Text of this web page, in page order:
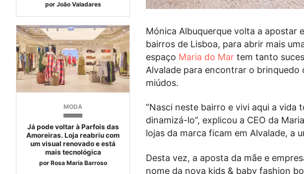
por João Valadares
MODA
Já pode voltar à Parfois das
Amoreiras. Loja reabriu com
um visual renovado e está
mais tecnológica
por Rosa Maria Barroso
Mónica Albuquerque volta a apostar
bairros de Lisboa, para abrir mais
espaço Maria do Mar tem tanto
Alvalade para encontrar o brinquedo
miúdos.
“Nasci neste bairro e vivi aqui a
dinamizá-lo”, explicou a CEO da
lojas da marca ficam em Alvalade, a
Desta vez, a aposta da mãe e
nome da nova kids & baby fashion